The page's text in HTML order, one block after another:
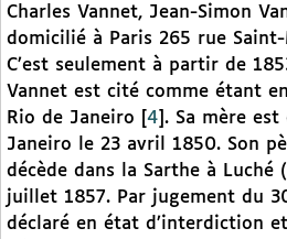
Charles Vannet, Jean-Simon
domicilié à Paris 265 rue
C’est seulement à partir de
Vannet est cité comme étant
Rio de Janeiro
4 . Sa mère est
Janeiro le 23 avril 1850. Son
décède dans la Sarthe à Luché
juillet 1857. Par jugement du
déclaré en état d’interdiction